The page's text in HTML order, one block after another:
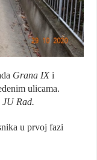
Grana IX i
ulicama.
Rad.
u prvoj fazi